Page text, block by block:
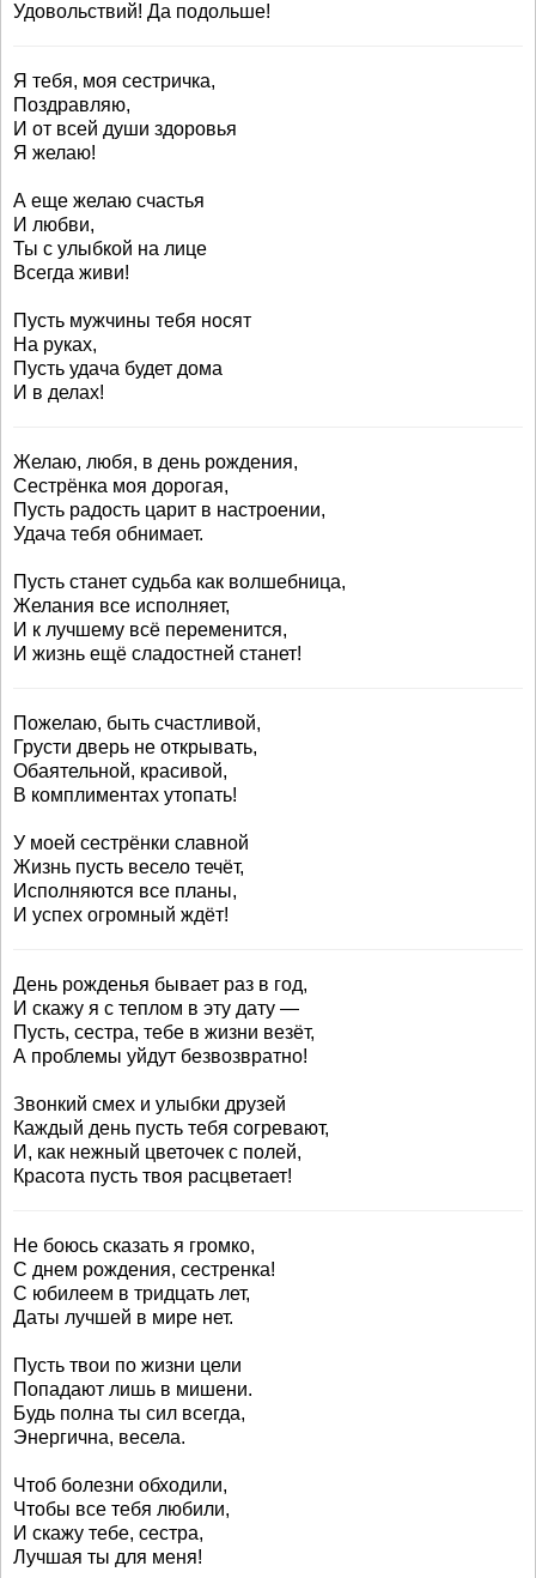
Удовольствий! Да подольше!
Я тебя, моя сестричка,
Поздравляю,
И от всей души здоровья
Я желаю!
А еще желаю счастья
И любви,
Ты с улыбкой на лице
Всегда живи!
Пусть мужчины тебя носят
На руках,
Пусть удача будет дома
И в делах!
Желаю, любя, в день рождения,
Сестрёнка моя дорогая,
Пусть радость царит в настроении,
Удача тебя обнимает.
Пусть станет судьба как волшебница,
Желания все исполняет,
И к лучшему всё переменится,
И жизнь ещё сладостней станет!
Пожелаю, быть счастливой,
Грусти дверь не открывать,
Обаятельной, красивой,
В комплиментах утопать!
У моей сестрёнки славной
Жизнь пусть весело течёт,
Исполняются все планы,
И успех огромный ждёт!
День рожденья бывает раз в год,
И скажу я с теплом в эту дату —
Пусть, сестра, тебе в жизни везёт,
А проблемы уйдут безвозвратно!
Звонкий смех и улыбки друзей
Каждый день пусть тебя согревают,
И, как нежный цветочек с полей,
Красота пусть твоя расцветает!
Не боюсь сказать я громко,
С днем рождения, сестренка!
С юбилеем в тридцать лет,
Даты лучшей в мире нет.
Пусть твои по жизни цели
Попадают лишь в мишени.
Будь полна ты сил всегда,
Энергична, весела.
Чтоб болезни обходили,
Чтобы все тебя любили,
И скажу тебе, сестра,
Лучшая ты для меня!